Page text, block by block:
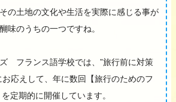
の土地の文化や生活を実際に感じる事が
味のうちの一つですね。
フランス語学校では、”旅行前に対策
お応えして、年に数回【旅行のためのフ
定期的に開催しています。